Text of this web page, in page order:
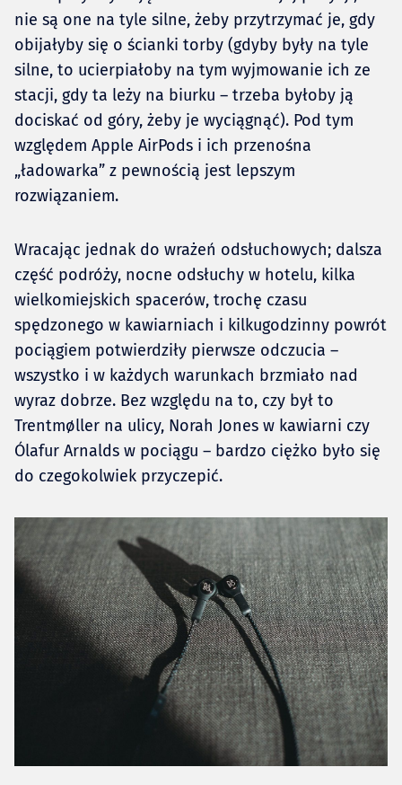
nie są one na tyle silne, żeby przytrzymać je, gdy
obijałyby się o ścianki torby (gdyby były na tyle
silne, to ucierpiałoby na tym wyjmowanie ich ze
stacji, gdy ta leży na biurku – trzeba byłoby ją
dociskać od góry, żeby je wyciągnąć). Pod tym
względem Apple AirPods i ich przenośna
„ładowarka” z pewnością jest lepszym
rozwiązaniem.
Wracając jednak do wrażeń odsłuchowych; dalsza
część podróży, nocne odsłuchy w hotelu, kilka
wielkomiejskich spacerów, trochę czasu
spędzonego w kawiarniach i kilkugodzinny powrót
pociągiem potwierdziły pierwsze odczucia –
wszystko i w każdych warunkach brzmiało nad
wyraz dobrze. Bez względu na to, czy był to
Trentmøller na ulicy, Norah Jones w kawiarni czy
Ólafur Arnalds w pociągu – bardzo ciężko było się
do czegokolwiek przyczepić.